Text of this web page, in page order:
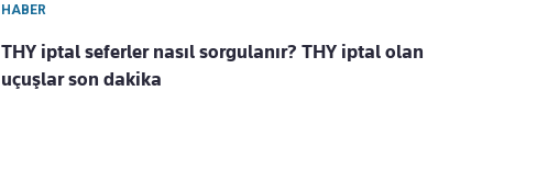
HABER
THY iptal seferler nasıl sorgulanır? THY iptal olan
uçuşlar son dakika